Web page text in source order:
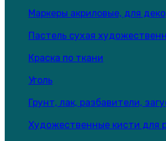
Маркеры акриловые, для
Пастель сухая
Краска по ткани
Уголь
Грунт, лак, разбавители,
Художественные кисти для